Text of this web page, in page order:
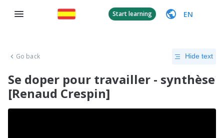
Start learning EN
Go back Hide text
Se doper pour travailler - synthèse
[Renaud Crespin]